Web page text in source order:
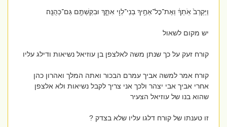
וַיַּקְרֵב֙ אֹֽתְךָ֔ וְאֶת־כׇּל־אַחֶ֥יךָ בְנֵי־לֵוִ֖י אִתָּ֑ךְ וּבִקַּשְׁתֶּ֖ם גַּם־כְּהֻנָּֽה׃
יש מקום לשאול
קורח זעק על כך שנתן משה לאלצפן בן עוזיאל נשיאות ודילג עליו
קורח אמר למשה אביך עמרם הבכור ואתה המלך ואהרון כהן
אחרי אביך אבי יצהר ולכך אני צריך לקבל נשיאות ולא אלצפן
שהוא בנו של עוזיאל הצעיר
זו טענתו של קורח דלגו עליו שלא בצדק ?